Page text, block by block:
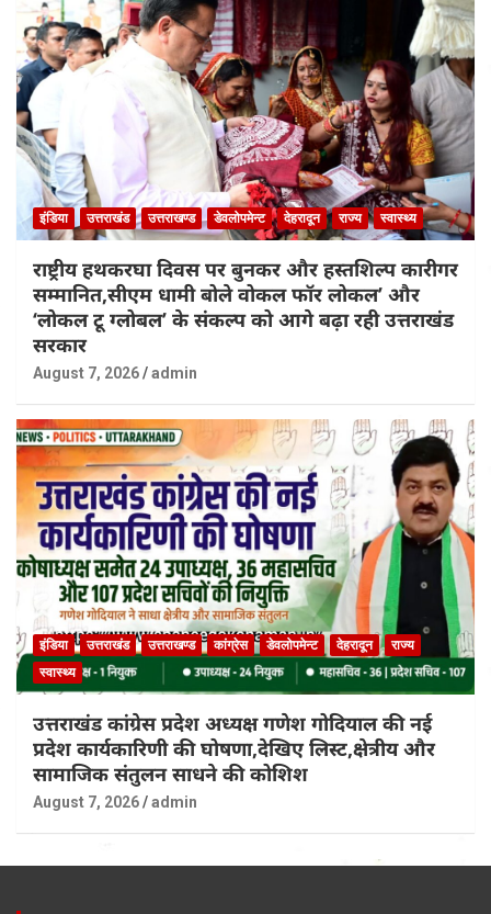
इंडिया उत्तराखंड उत्तराखण्ड डेवलोपमेन्ट देहरादून राज्य स्वास्थ्य
राष्ट्रीय हथकरघा दिवस पर बुनकर और हस्तशिल्प कारीगर
सम्मानित,सीएम धामी बोले वोकल फॉर लोकल’ और
‘लोकल टू ग्लोबल’ के संकल्प को आगे बढ़ा रही उत्तराखंड
सरकार
August 7, 2026 admin
इंडिया उत्तराखंड उत्तराखण्ड कांग्रेस डेवलोपमेन्ट देहरादून
राज्य
स्वास्थ्य
उत्तराखंड कांग्रेस प्रदेश अध्यक्ष गणेश गोदियाल की नई
प्रदेश कार्यकारिणी की घोषणा,देखिए लिस्ट,क्षेत्रीय और
सामाजिक संतुलन साधने की कोशिश
August 7, 2026 admin